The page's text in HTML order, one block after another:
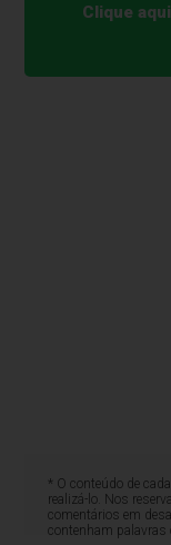
Clique
* O conteúdo de
realizá-lo. Nos
comentários em
contenham palavras